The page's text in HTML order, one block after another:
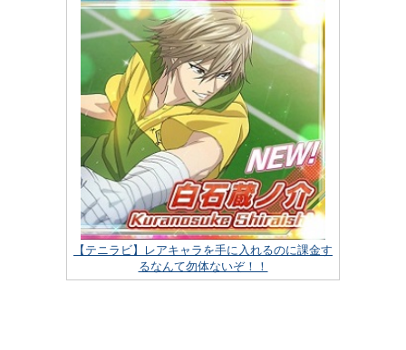
【テニラビ】レアキャラを手に入れるのに課金す
るなんて勿体ないぞ！！